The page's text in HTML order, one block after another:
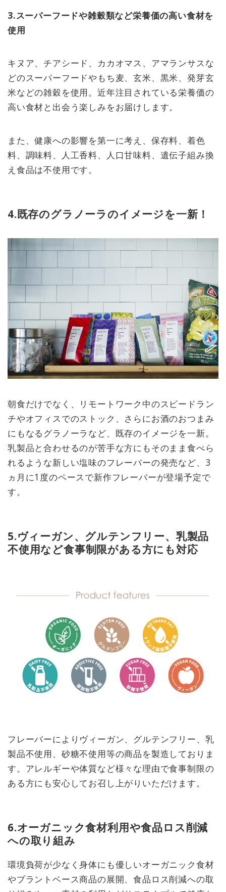
3.スーパーフードや雑穀類など栄養価の高い食材を
使用
キヌア、チアシード、カカオマス、アマランサスな
どのスーパーフードやもち麦、玄米、黒米、発芽玄
米などの雑穀を使用。近年注目されている栄養価の
高い食材と出会う楽しみをお届けします。
また、健康への影響を第一に考え、保存料、着色
料、調味料、人工香料、人口甘味料、遺伝子組み換
え食品は不使用です。
4.既存のグラノーラのイメージを一新！
朝食だけでなく、リモートワーク中のスピードラン
チやオフィスでのストック、さらにお酒のおつまみ
にもなるグラノーラなど、既存のイメージを一新。
乳製品と合わせるのが苦手な方にもそのまま食べら
れるような新しい塩味のフレーバーの発売など、3
ヵ月に1度のペースで新作フレーバーが登場予定で
す。
5.ヴィーガン、グルテンフリー、乳製品
不使用など食事制限がある方にも対応
フレーバーによりヴィーガン、グルテンフリー、乳
製品不使用、砂糖不使用等の商品を製造しておりま
す。アレルギーや体質など様々な理由で食事制限の
ある方にも安心してお召し上がりいただけます。
6.オーガニック食材利用や食品ロス削減
への取り組み
環境負荷が少なく身体にも優しいオーガニック食材
やプラントベース商品の展開、食品ロス削減への取